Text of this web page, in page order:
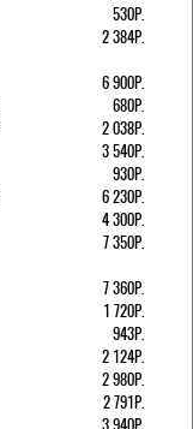
530Р.
2 384Р.
6 900Р.
680Р.
2 038Р.
3 540Р.
930Р.
6 230Р.
4 300Р.
7 350Р.
7 360Р.
1 720Р.
943Р.
2 124Р.
2 980Р.
2 791Р.
3 940Р.